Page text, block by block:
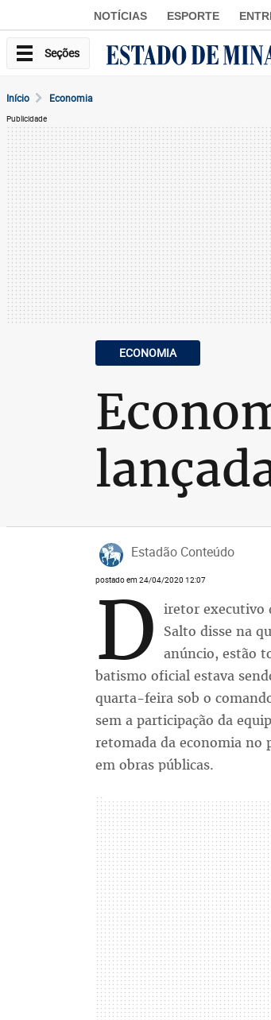
NOTÍCIAS ESPORTE
Seções
Início Economia
Publicidade
ECONOMIA
Estadão Conteúdo
postado em 24/04/2020 12:07
D iretor executivo
Salto disse na
anúncio, estão
batismo oficial estava
quarta-feira sob o
sem a participação da
retomada da economia no
em obras públicas.